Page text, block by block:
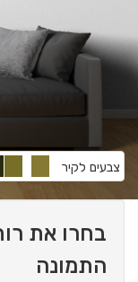
צבעים לקיר
בחרו את
התמונה